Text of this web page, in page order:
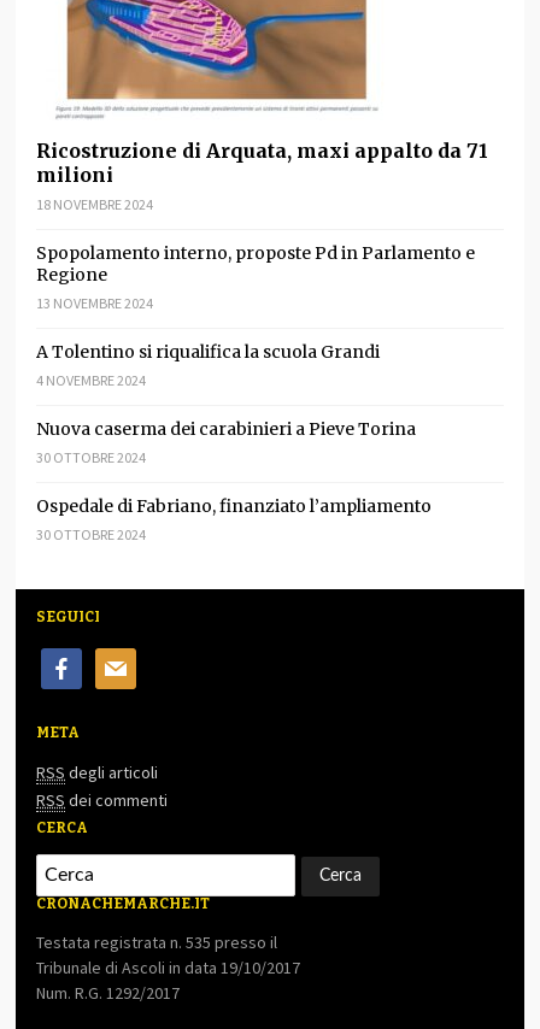
Ricostruzione di Arquata, maxi appalto da 71
milioni
18 NOVEMBRE 2024
Spopolamento interno, proposte Pd in Parlamento e
Regione
13 NOVEMBRE 2024
A Tolentino si riqualifica la scuola Grandi
4 NOVEMBRE 2024
Nuova caserma dei carabinieri a Pieve Torina
30 OTTOBRE 2024
Ospedale di Fabriano, finanziato l’ampliamento
30 OTTOBRE 2024
SEGUICI
facebookmail
META
RSS degli articoli
RSS dei commenti
CERCA
CRONACHEMARCHE.IT
Testata registrata n. 535 presso il
Tribunale di Ascoli in data 19/10/2017
Num. R.G. 1292/2017